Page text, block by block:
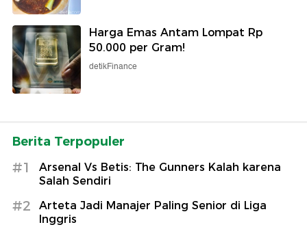
Harga Emas Antam Lompat Rp
50.000 per Gram!
detikFinance
Berita Terpopuler
#1
Arsenal Vs Betis: The Gunners Kalah karena
Salah Sendiri
#2
Arteta Jadi Manajer Paling Senior di Liga
Inggris